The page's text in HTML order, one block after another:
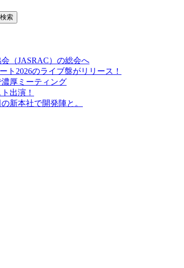
検索
（JASRAC）の総会へ
ト2026のライブ盤がリリース！
厚ミーティング
出演！
新本社で開発陣と。